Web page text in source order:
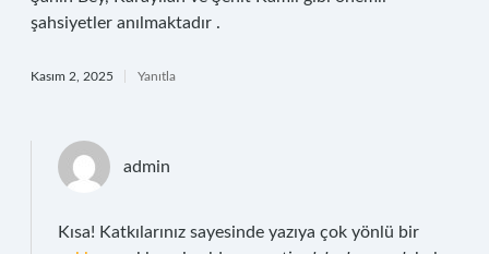
şahsiyetler anılmaktadır .
Kasım 2, 2025 Yanıtla
admin
Kısa! Katkılarınız sayesinde yazıya çok yönlü bir